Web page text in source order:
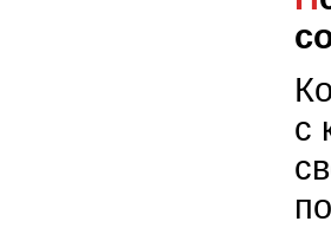
с